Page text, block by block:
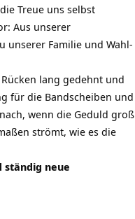
Treue uns selbst
Aus unserer
unserer Familie und Wahl-
lang gedehnt und
für die Bandscheiben und
wenn die Geduld groß
strömt, wie es die
ständig neue